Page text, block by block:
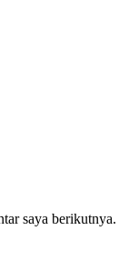
saya berikutnya.